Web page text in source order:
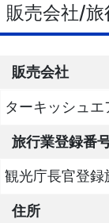
販売会社/
販売会社
ターキッシュ
旅行業登録番
観光庁長官登
住所